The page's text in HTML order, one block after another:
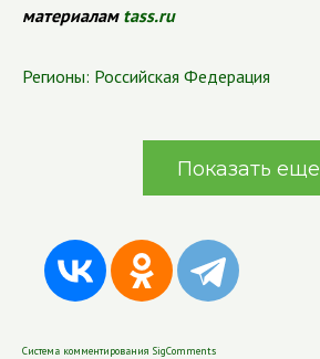
материалам tass.ru
Регионы: Российская Федерация
Показать еще
Система комментирования SigComments